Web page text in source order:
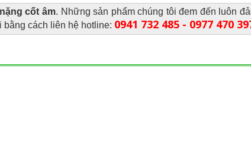
cốt âm. Những sản phẩm chúng tôi đem đến luôn
cách liên hệ hotline: 0941 732 485 - 0977 470